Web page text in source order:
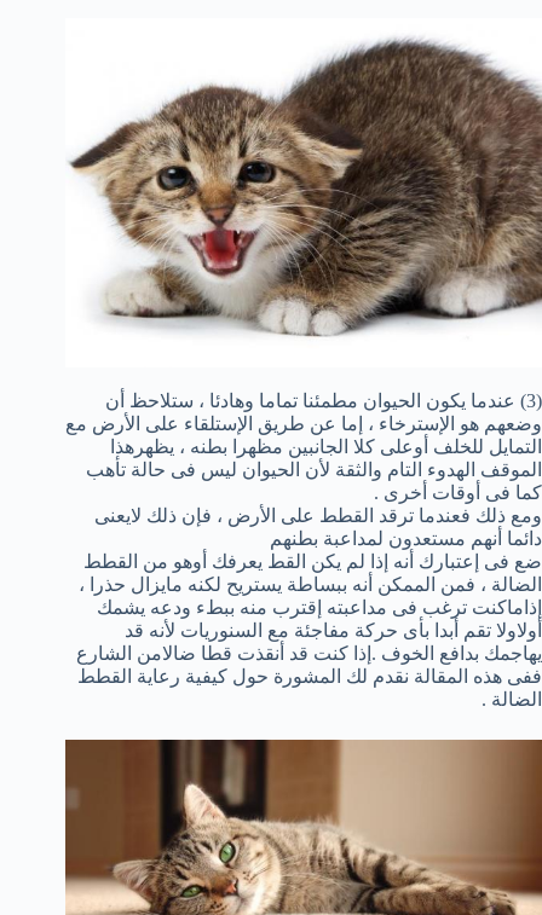
(3) عندما يكون الحيوان مطمئنا تماما وهادئا ، ستلاحظ أن
وضعهم هو الإسترخاء ، إما عن طريق الإستلقاء على الأرض مع
التمايل للخلف أوعلى كلا الجانبين مظهرا بطنه ، يظهرهذا
الموقف الهدوء التام والثقة لأن الحيوان ليس فى حالة تأهب
كما فى أوقات أخرى .
ومع ذلك فعندما ترقد القطط على الأرض ، فإن ذلك لايعنى
دائما أنهم مستعدون لمداعبة بطنهم
ضع فى إعتبارك أنه إذا لم يكن القط يعرفك أوهو من القطط
الضالة ، فمن الممكن أنه ببساطة يستريح لكنه مايزال حذرا ،
إذاماكنت ترغب فى مداعبته إقترب منه ببطء ودعه يشمك
أولاولا تقم أبدا بأى حركة مفاجئة مع السنوريات لأنه قد
يهاجمك بدافع الخوف .إذا كنت قد أنقذت قطا ضالامن الشارع
ففى هذه المقالة نقدم لك المشورة حول كيفية رعاية القطط
الضالة .